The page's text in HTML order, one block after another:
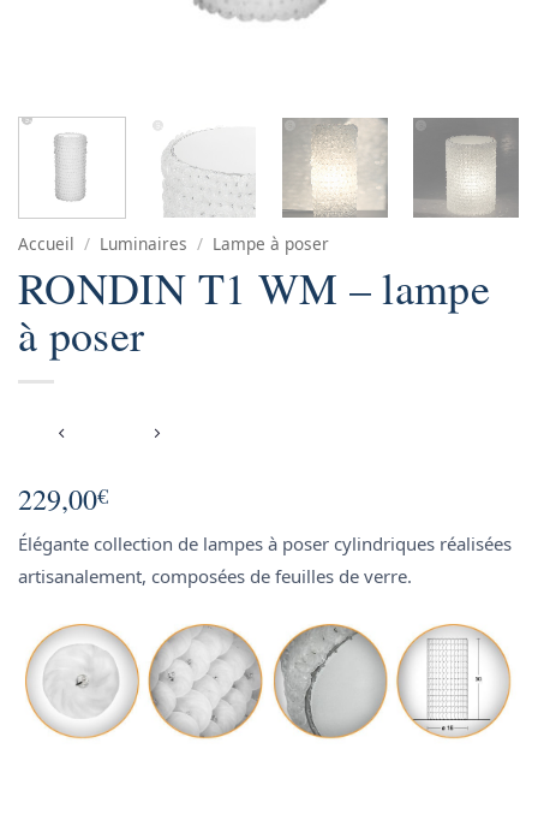
Accueil / Luminaires / Lampe à poser
RONDIN T1 WM – lampe
à poser
229,00€
Élégante collection de lampes à poser cylindriques réalisées
artisanalement, composées de feuilles de verre.